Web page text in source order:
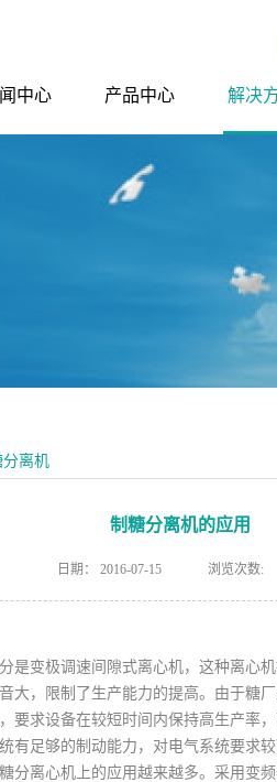
中心 产品中心 解决
分离机
制糖分离机的应用
日期： 2016-07-15 浏览次数:
是变极调速间隙式离心机，这种离心
大，限制了生产能力的提高。由于糖
要求设备在较短时间内保持高生产率
有足够的制动能力，对电气系统要求较
分离心机上的应用越来越多。采用变